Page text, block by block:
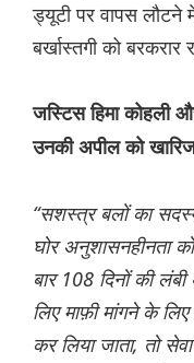
ड्यूटी पर वापस
बर्खास्तगी को बरकरार
जस्टिस हिमा कोहली
उनकी अपील को
“सशस्त्र बलों का
घोर अनुशासनहीनता
बार 108 दिनों की
लिए माफ़ी मांगने के
कर लिया जाता, तो